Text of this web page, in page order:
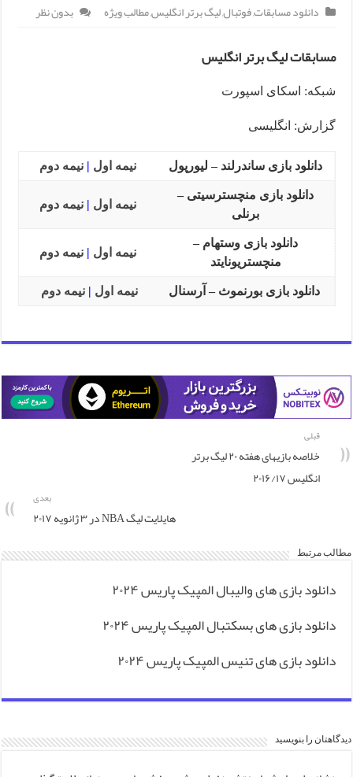
دانلود مسابقات,فوتبال,لیگ برتر انگلیس,مطالب ویژه بدون نظر
مسابقات لیگ برتر انگلیس
شبکه: اسکای اسپورت
گزارش: انگلیسی
دانلود بازی ساندرلند – لیورپول نیمه اول | نیمه دوم
دانلود بازی منچسترسیتی –
برنلی
نیمه اول | نیمه دوم
دانلود بازی وستهام –
منچستریونایتد
نیمه اول | نیمه دوم
دانلود بازی بورنموث – آرسنال نیمه اول | نیمه دوم
قبلی
خلاصه بازیهای هفته ۲۰ لیگ برتر
انگلیس ۲۰۱۶/۱۷
بعدی
هایلایت لیگ NBA در ۳ ژانویه ۲۰۱۷
مطالب مرتبط
دانلود بازی های والیبال المپیک پاریس ۲۰۲۴
دانلود بازی های بسکتبال المپیک پاریس ۲۰۲۴
دانلود بازی های تنیس المپیک پاریس ۲۰۲۴
دیدگاهتان را بنویسید